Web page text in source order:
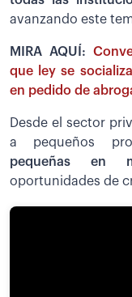
avanzando este
MIRA AQUÍ:
que ley se
en pedido de
Desde el sector
a pequeños
pequeñas en
oportunidades de